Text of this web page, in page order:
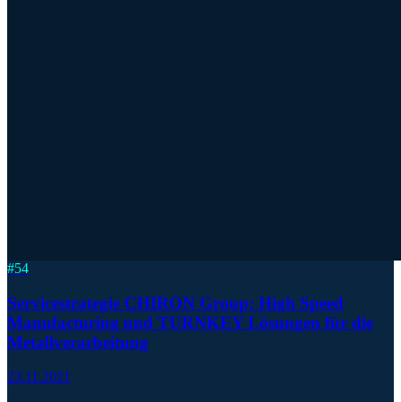
#54
Servicestrategie CHIRON Group: High Speed
Manufacturing und TURNKEY Lösungen für die
Metallverarbeitung
23.11.2021